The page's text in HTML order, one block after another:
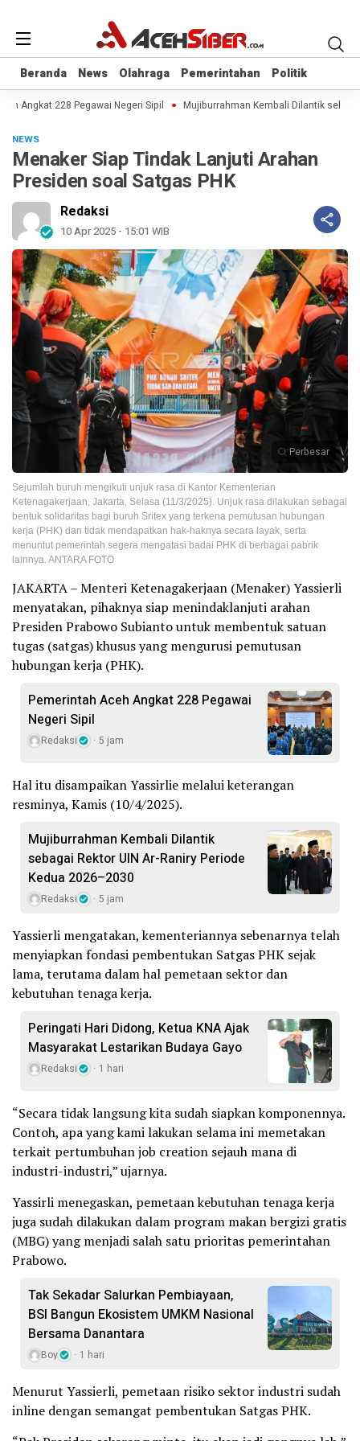
Beranda News Olahraga Pemerintahan Politik
Beranda News Olahraga Pemerintahan Politik
Angkat 228 Pegawai Negeri Sipil Mujiburrahman Kembali Dilantik sebagai
NEWS
Menaker Siap Tindak Lanjuti Arahan
Presiden soal Satgas PHK
Redaksi
10 Apr 2025 - 15:01 WIB
Perbesar
Sejumlah buruh mengikuti unjuk rasa di Kantor Kementerian
Ketenagakerjaan, Jakarta, Selasa (11/3/2025). Unjuk rasa dilakukan sebagai
bentuk solidaritas bagi buruh Sritex yang terkena pemutusan hubungan
kerja (PHK) dan tidak mendapatkan hak-haknya secara layak, serta
menuntut pemerintah segera mengatasi badai PHK di berbagai pabrik
lainnya. ANTARA FOTO
JAKARTA – Menteri Ketenagakerjaan (Menaker) Yassierli
menyatakan, pihaknya siap menindaklanjuti arahan
Presiden Prabowo Subianto untuk membentuk satuan
tugas (satgas) khusus yang mengurusi pemutusan
hubungan kerja (PHK).
Pemerintah Aceh Angkat 228 Pegawai
Negeri Sipil
Redaksi 5 jam
Hal itu disampaikan Yassirlie melalui keterangan
resminya, Kamis (10/4/2025).
Mujiburrahman Kembali Dilantik
sebagai Rektor UIN Ar-Raniry Periode
Kedua 2026–2030
Redaksi 5 jam
Yassierli mengatakan, kementeriannya sebenarnya telah
menyiapkan fondasi pembentukan Satgas PHK sejak
lama, terutama dalam hal pemetaan sektor dan
kebutuhan tenaga kerja.
Peringati Hari Didong, Ketua KNA Ajak
Masyarakat Lestarikan Budaya Gayo
Redaksi 1 hari
“Secara tidak langsung kita sudah siapkan komponennya.
Contoh, apa yang kami lakukan selama ini memetakan
terkait pertumbuhan job creation sejauh mana di
industri-industri,” ujarnya.
Yassirli menegaskan, pemetaan kebutuhan tenaga kerja
juga sudah dilakukan dalam program makan bergizi gratis
(MBG) yang menjadi salah satu prioritas pemerintahan
Prabowo.
Tak Sekadar Salurkan Pembiayaan,
BSI Bangun Ekosistem UMKM Nasional
Bersama Danantara
Boy 1 hari
Menurut Yassierli, pemetaan risiko sektor industri sudah
inline dengan semangat pembentukan Satgas PHK.